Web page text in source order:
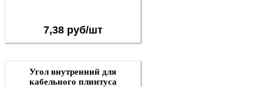
7,38 руб/шт
Угол внутренний для
кабельного плинтуса